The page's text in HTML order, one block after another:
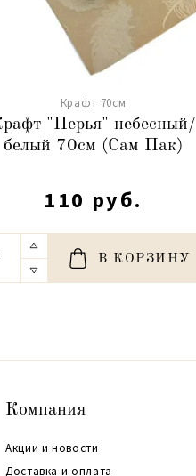
Крафт 70см
"Перья" небесный/
белый 70см (Сам Пак)
110 руб.
В КОРЗИНУ
Компания
Акции и новости
Доставка и оплата